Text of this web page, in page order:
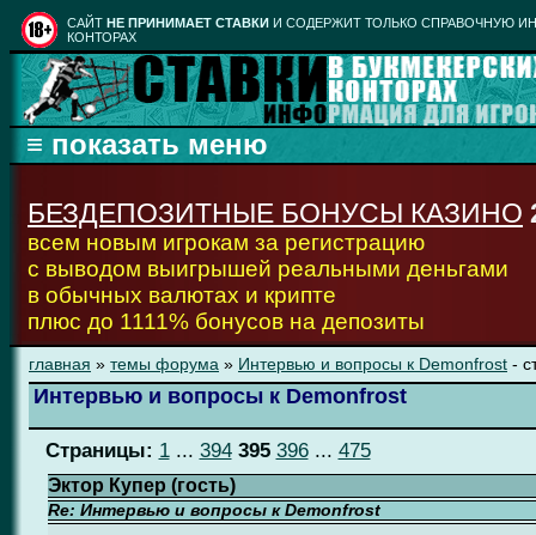
CАЙТ НЕ ПРИНИМАЕТ СТАВКИ И СОДЕРЖИТ ТОЛЬКО СПРАВОЧНУЮ
КОНТОРАХ
БЕЗДЕПОЗИТНЫЕ БОНУСЫ КАЗИНО
всем новым игрокам за регистрацию
с выводом выигрышей реальными деньгами
в обычных валютах и крипте
плюс до 1111% бонусов на депозиты
главная » темы форума » Интервью и вопросы к Demonfrost -
Интервью и вопросы к Demonfrost
Страницы: 1... 394 395 396... 475
Эктор Купер (гость)
Re: Интервью и вопросы к Demonfrost